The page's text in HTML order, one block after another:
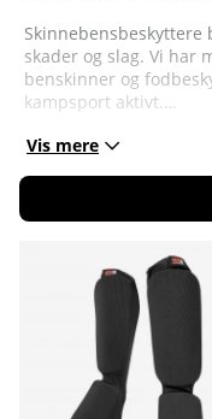
Skinnebensbeskyttere
skader og slag. Vi har
benskinner og
kampsport aktivt.
Her finder du fod- og
som Budo-Nord,
dine modstandere
Vis mere